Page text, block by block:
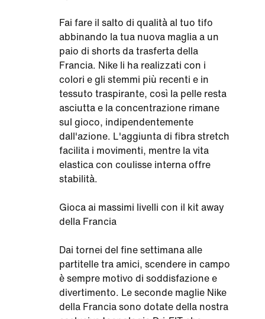
Fai fare il salto di qualità al tuo tifo
abbinando la tua nuova maglia a un
paio di shorts da trasferta della
Francia. Nike li ha realizzati con i
colori e gli stemmi più recenti e in
tessuto traspirante, così la pelle resta
asciutta e la concentrazione rimane
sul gioco, indipendentemente
dall'azione. L'aggiunta di fibra stretch
facilita i movimenti, mentre la vita
elastica con coulisse interna offre
stabilità.
Gioca ai massimi livelli con il kit away
della Francia
Dai tornei del fine settimana alle
partitelle tra amici, scendere in campo
è sempre motivo di soddisfazione e
divertimento. Le seconde maglie Nike
della Francia sono dotate della nostra